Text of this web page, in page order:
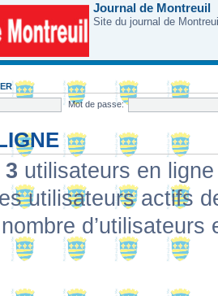
Journal de Montreuil
Site du journal de
Mot de passe:
3 utilisateurs en
utilisateurs actifs